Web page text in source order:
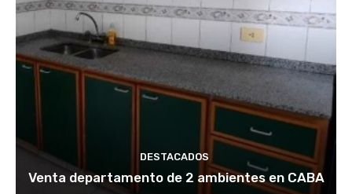
DESTACADOS
Venta departamento de 2 ambientes en CABA